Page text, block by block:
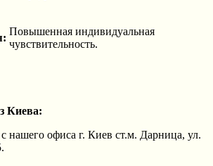
Повышенная индивидуальная
чувствительность.
Киева:
нашего офиса г. Киев ст.м. Дарница, ул.